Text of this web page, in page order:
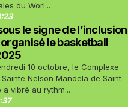
du Worl...
le signe de l’inclusion
organisé le basketball
10 octobre, le Complexe
Sainte Nelson Mandela de Saint-
a vibré au rythm...